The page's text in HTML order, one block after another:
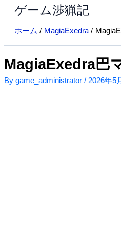
ス
キ
ッ
プ
ゲーム渉猟記
ホーム MagiaExedra
MagiaExedra巴
By game_administrator / 2026年5